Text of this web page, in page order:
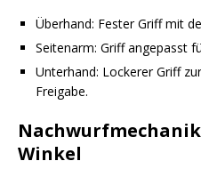
Überhand: Fester Griff mit
Seitenarm: Griff angepasst
Unterhand: Lockerer Griff
Freigabe.
Winkel